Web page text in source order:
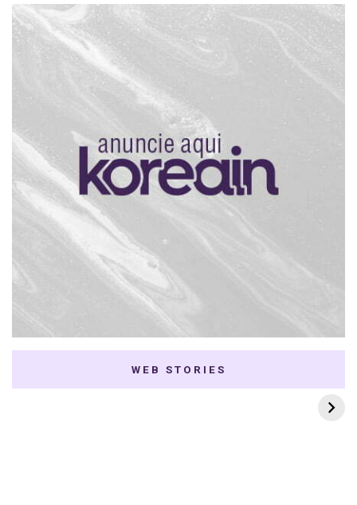
WEB STORIES
7 K-dramas Enemies
to Lovers
Thai Dramas com
First e Khaotung